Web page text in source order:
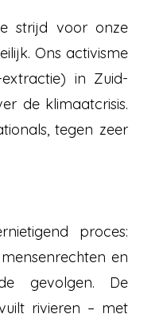
strijd voor onze
Ons activisme
in Zuid-
de klimaatcrisis.
tegen zeer
proces:
en
gevolgen. De
rivieren – met